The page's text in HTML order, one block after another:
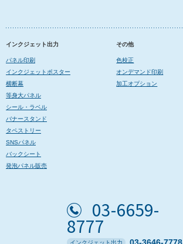
インクジェット出力
パネル印刷
インクジェットポスター
横断幕
等身大パネル
シール・ラベル
バナースタンド
タペストリー
SNSパネル
バックシート
発泡パネル販売
その他
色校正
オンデマンド印刷
加工オプション
03-6659-
8777
インクジェット出力 03-3646-7778